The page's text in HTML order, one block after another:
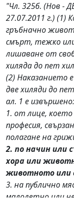
"Чл. 325б. (Нов -
27.07.2011 г.)
гръбначно
смърт, тежко
лишаване от
хиляда до пет
(2) Наказанието
две хиляди до
ал. 1 е извършено:
1. от лице,
професия,
полагане на
2. по начин или
хора или
животното или
3. на публично
малолетно или